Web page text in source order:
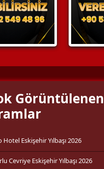
Görüntülenen
Hotel Eskişehir Yılbaşı 2026
Cevriye Eskişehir Yılbaşı 2026